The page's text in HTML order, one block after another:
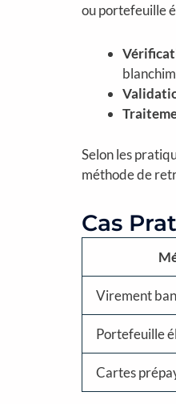
ou portefeuille
Selon les
méthode de
Cas
Virement
Portefeuille
Cartes